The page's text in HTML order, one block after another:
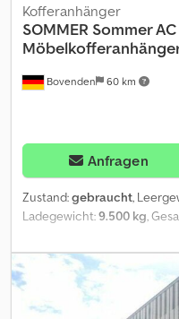
Bovenden 60 km
Kofferanhänger
SOMMER Sommer
Anfragen
Zustand:gebraucht,
Ladegewicht:9.500 kg ,
,
7.700 mm, Laderaumbreite:
Laderaumvolumen:
,
4.000 mm, Federung: Luft,
Kilometerstand:
1.001 km ,